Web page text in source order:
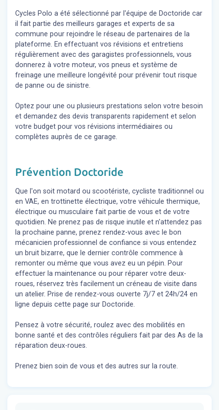
Cycles Polo a été sélectionné par l'équipe de Doctoride car
il fait partie des meilleurs garages et experts de sa
commune pour rejoindre le réseau de partenaires de la
plateforme. En effectuant vos révisions et entretiens
régulièrement avec des garagistes professionnels, vous
donnerez à votre moteur, vos pneus et système de
freinage une meilleure longévité pour prévenir tout risque
de panne ou de sinistre.
Optez pour une ou plusieurs prestations selon votre besoin
et demandez des devis transparents rapidement et selon
votre budget pour vos révisions intermédiaires ou
complètes auprès de ce garage.
Prévention Doctoride
Que l'on soit motard ou scootériste, cycliste traditionnel ou
en VAE, en trottinette électrique, votre véhicule thermique,
électrique ou musculaire fait partie de vous et de votre
quotidien. Ne prenez pas de risque inutile et n'attendez pas
la prochaine panne, prenez rendez-vous avec le bon
mécanicien professionnel de confiance si vous entendez
un bruit bizarre, que le dernier contrôle commence à
remonter ou même que vous avez eu un pépin. Pour
effectuer la maintenance ou pour réparer votre deux-
roues, réservez très facilement un créneau de visite dans
un atelier. Prise de rendez-vous ouverte 7j/7 et 24h/24 en
ligne depuis cette page sur Doctoride.
Pensez à votre sécurité, roulez avec des mobilités en
bonne santé et des contrôles réguliers fait par des As de la
réparation deux-roues.
Prenez bien soin de vous et des autres sur la route.